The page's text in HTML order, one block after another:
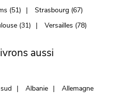
(51)
Strasbourg (67)
(31) Versailles (78)
aussi
Albanie
Allemagne